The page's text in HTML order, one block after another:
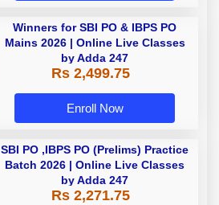
Winners for SBI PO & IBPS PO
Mains 2026 | Online Live Classes
by Adda 247
Rs 2,499.75
Enroll Now
SBI PO ,IBPS PO (Prelims) Practice
Batch 2026 | Online Live Classes
by Adda 247
Rs 2,271.75